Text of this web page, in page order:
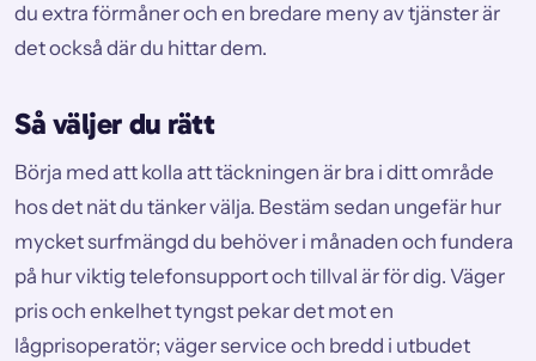
du extra förmåner och en bredare meny av tjänster är
det också där du hittar dem.
Så väljer du rätt
Börja med att kolla att täckningen är bra i ditt område
hos det nät du tänker välja. Bestäm sedan ungefär hur
mycket surfmängd du behöver i månaden och fundera
på hur viktig telefonsupport och tillval är för dig. Väger
pris och enkelhet tyngst pekar det mot en
lågprisoperatör; väger service och bredd i utbudet